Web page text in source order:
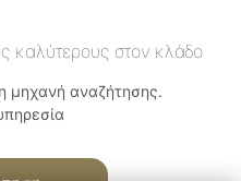
καλύτερους στον κλάδο
μηχανή αναζήτησης.